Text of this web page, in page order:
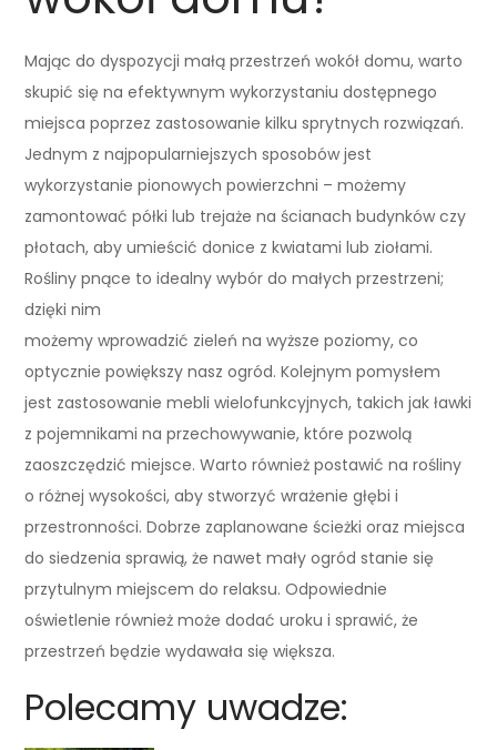
Mając do dyspozycji małą przestrzeń wokół domu, warto
skupić się na efektywnym wykorzystaniu dostępnego
miejsca poprzez zastosowanie kilku sprytnych rozwiązań.
Jednym z najpopularniejszych sposobów jest
wykorzystanie pionowych powierzchni – możemy
zamontować półki lub trejaże na ścianach budynków czy
płotach, aby umieścić donice z kwiatami lub ziołami.
Rośliny pnące to idealny wybór do małych przestrzeni;
dzięki nim
możemy wprowadzić zieleń na wyższe poziomy, co
optycznie powiększy nasz ogród. Kolejnym pomysłem
jest zastosowanie mebli wielofunkcyjnych, takich jak ławki
z pojemnikami na przechowywanie, które pozwolą
zaoszczędzić miejsce. Warto również postawić na rośliny
o różnej wysokości, aby stworzyć wrażenie głębi i
przestronności. Dobrze zaplanowane ścieżki oraz miejsca
do siedzenia sprawią, że nawet mały ogród stanie się
przytulnym miejscem do relaksu. Odpowiednie
oświetlenie również może dodać uroku i sprawić, że
przestrzeń będzie wydawała się większa.
Polecamy uwadze: